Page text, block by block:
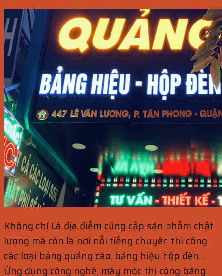
Không chỉ Là địa điểm cũng cấp sản phẩm chất
lượng mà còn là nơi nổi tiếng chuyên thi công
các loại bảng quảng cáo, bảng hiệu hộp đèn…
Ứng dụng công nghệ, máy móc thi công bảng